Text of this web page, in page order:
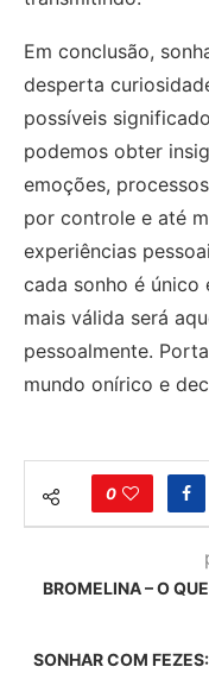
Em conclusão,
desperta
possíveis
podemos obter
emoções,
por controle e até
experiências
cada sonho é único
mais válida será
pessoalmente.
mundo onírico e
0
BROMELINA – O
SONHAR COM